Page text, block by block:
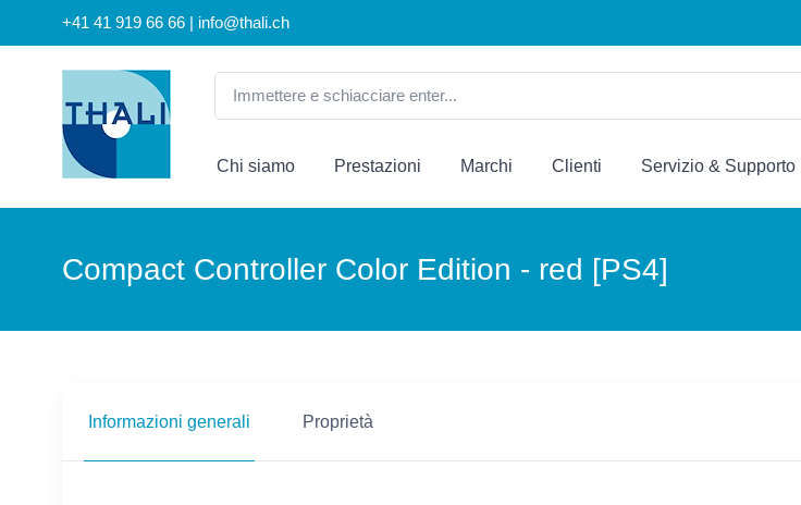
+41 41 919 66 66 | info@thali.ch
Chi siamo Prestazioni Marchi Clienti Servizio & Supporto
Compact Controller Color Edition - red [PS4]
Informazioni generali Proprietà